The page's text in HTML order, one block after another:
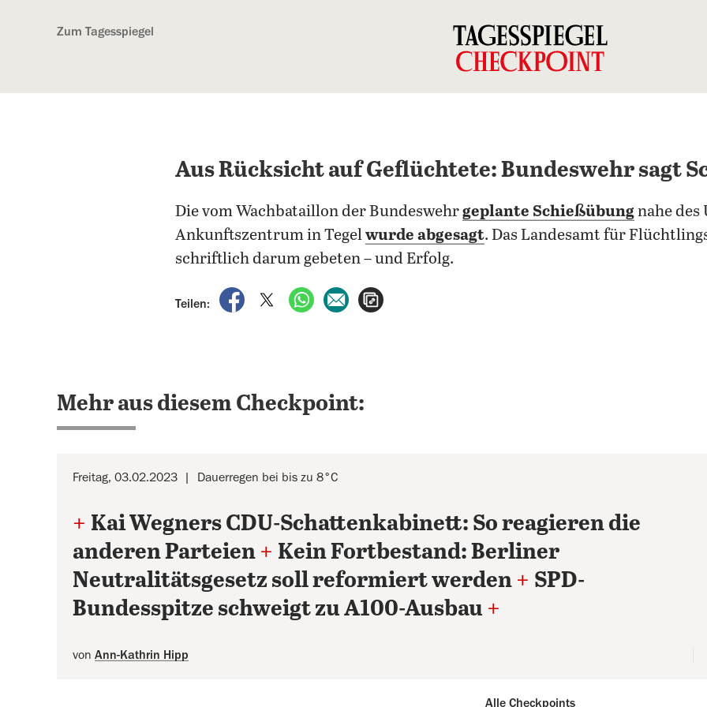
Zum Tagesspiegel
Aus Rücksicht auf Geflüchtete: Bundeswehr sagt
Die vom Wachbataillon der Bundeswehrgeplante Schießübung nahe des
Ankunftszentrum in Tegelwurde abgesagt. Das Landesamt für
schriftlich darum gebeten – und Erfolg.
Teilen:
auf Facebook teilen
auf X teilenper WhatsApp teilen
per E-Mail teilen
Mehr aus diesem Checkpoint:
Freitag, 03.02.2023 Dauerregen bei bis zu 8°C
+ Kai Wegners CDU-Schattenkabinett: So reagieren die
anderen Parteien + Kein Fortbestand: Berliner
Neutralitätsgesetz soll reformiert werden + SPD-
Bundesspitze schweigt zu A100-Ausbau +
von Ann-Kathrin Hipp
Alle Checkpoints